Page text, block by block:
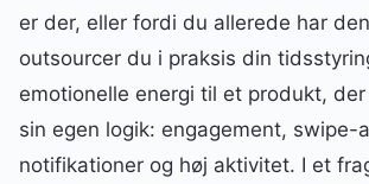
er der, eller fordi du allerede har
outsourcer du i praksis din
emotionelle energi til et produkt,
sin egen logik: engagement,
notifikationer og høj aktivitet. I et